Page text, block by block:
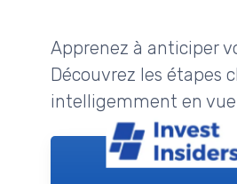
Apprenez à anticiper
Découvrez les étapes
intelligemment en